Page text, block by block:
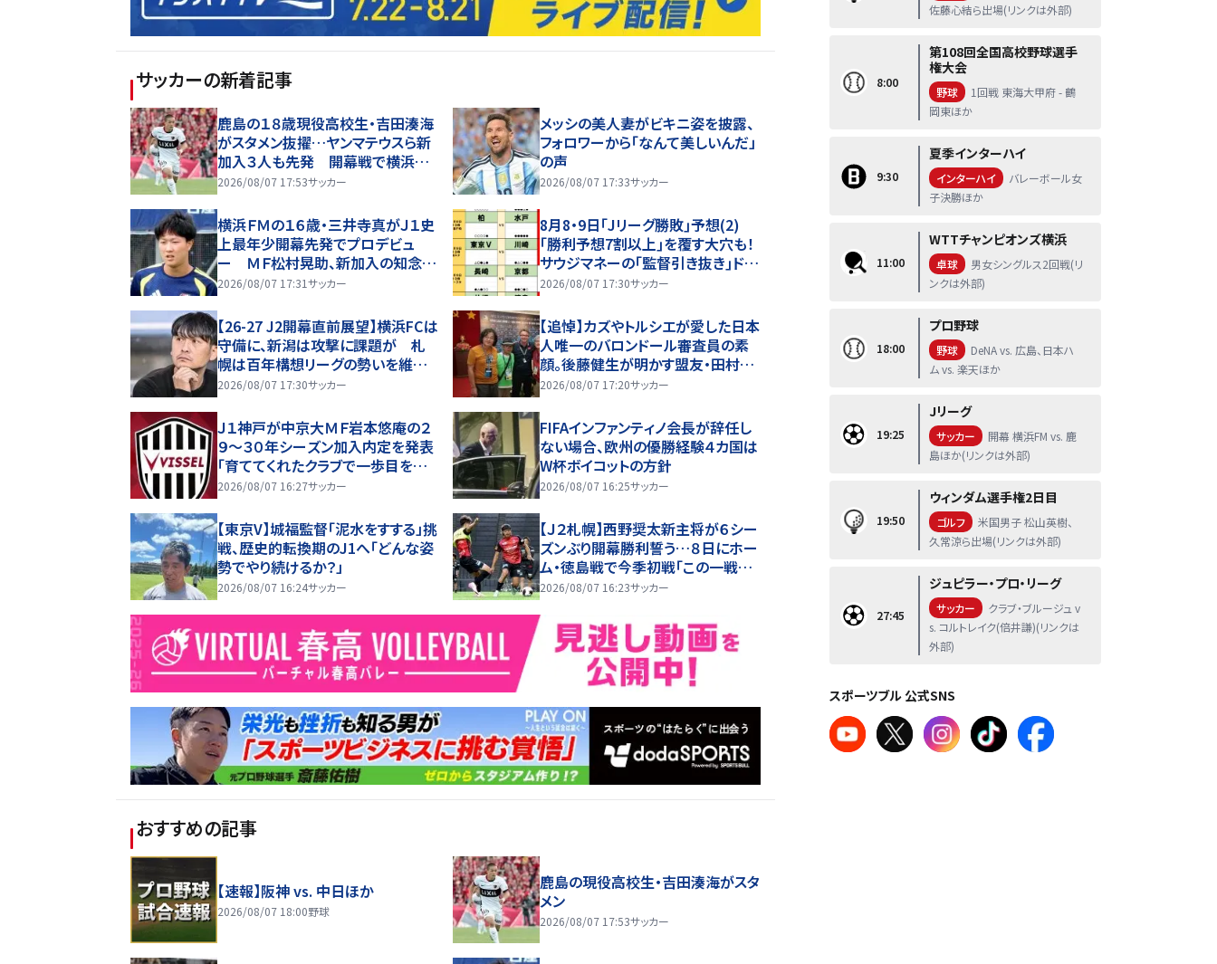
サッカーの新着記事
鹿島の１８歳現役高校生・吉田湊海
がスタメン抜擢…ヤンマテウスら新
加入３人も先発 開幕戦で横浜Ｆ
Ｍと激突
2026/08/07 17:53サッカー
メッシの美人妻がビキニ姿を披露、
フォロワーから「なんて美しいんだ」
の声
2026/08/07 17:33サッカー
横浜ＦＭの１６歳・三井寺真がＪ１史
上最年少開幕先発でプロデビュ
ー ＭＦ松村晃助、新加入の知念
慶、ブランコも先発 “６万人開
2026/08/07 17:31サッカー
8月8・9日｢Jリーグ勝敗｣予想(2)
｢勝利予想7割以上｣を覆す大穴も！
サウジマネーの｢監督引き抜き｣ドタ
バタ劇と、｢特別な日｣が勝敗を分け
2026/08/07 17:30サッカー
【26-27 J2開幕直前展望】横浜FCは
守備に、新潟は攻撃に課題が 札
幌は百年構想リーグの勢いを維持
できるか(2)
2026/08/07 17:30サッカー
【追悼】カズやトルシエが愛した日本
人唯一のバロンドール審査員の素
顔。後藤健生が明かす盟友・田村修
一さん(1)W杯直後のフランス取材
2026/08/07 17:20サッカー
Ｊ１神戸が中京大ＭＦ岩本悠庵の２
９～３０年シーズン加入内定を発表
「育ててくれたクラブで一歩目を踏
み出せることを大変嬉しく思いま
2026/08/07 16:27サッカー
FIFAインファンティノ会長が辞任し
ない場合、欧州の優勝経験４カ国は
W杯ボイコットの方針
2026/08/07 16:25サッカー
【東京V】城福監督「泥水をすする」挑
戦、歴史的転換期のJ1へ「どんな姿
勢でやり続けるか？」
2026/08/07 16:24サッカー
【Ｊ２札幌】西野奨太新主将が６シー
ズンぶり開幕勝利誓う…８日にホー
ム・徳島戦で今季初戦「この一戦で
どういうシーズンを歩めるかが決ま
2026/08/07 16:23サッカー
おすすめの記事
【速報】阪神 vs. 中日ほか
2026/08/07 18:00野球
鹿島の現役高校生・吉田湊海がスタ
メン
2026/08/07 17:53サッカー
佐藤心結ら出場(リンクは外部)
8:00
第108回全国高校野球選手
権大会
野球
1回戦 東海大甲府 - 鶴
岡東ほか
9:30
夏季インターハイ
インターハイ
バレーボール女
子決勝ほか
11:00
WTTチャンピオンズ横浜
卓球
男女シングルス2回戦(リ
ンクは外部)
18:00
プロ野球
野球
DeNA vs. 広島、日本ハ
ム vs. 楽天ほか
19:25
Jリーグ
サッカー
開幕 横浜FM vs. 鹿
島ほか(リンクは外部)
19:50
ウィンダム選手権2日目
ゴルフ
米国男子 松山英樹、
久常涼ら出場(リンクは外部)
27:45
ジュピラー・プロ・リーグ
サッカー
クラブ・ブルージュ v
s. コルトレイク(倍井謙)(リンクは
外部)
スポーツブル 公式SNS